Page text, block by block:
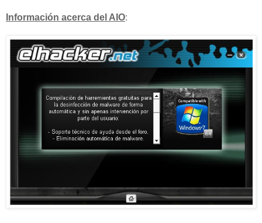
Información acerca del AIO: